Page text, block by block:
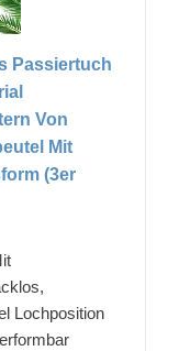
Passiertuch
Von
Mit
(3er
Lochposition